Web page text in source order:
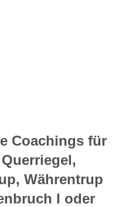
Coachings für
Währentrup
I oder